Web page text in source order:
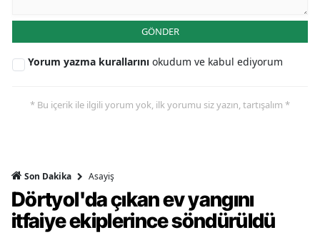
GÖNDER
Yorum yazma kurallarını okudum ve kabul ediyorum
* Bu içerik ile ilgili yorum yok, ilk yorumu siz yazın, tartışalım *
Son Dakika Asayiş
Dörtyol'da çıkan ev yangını
itfaiye ekiplerince söndürüldü